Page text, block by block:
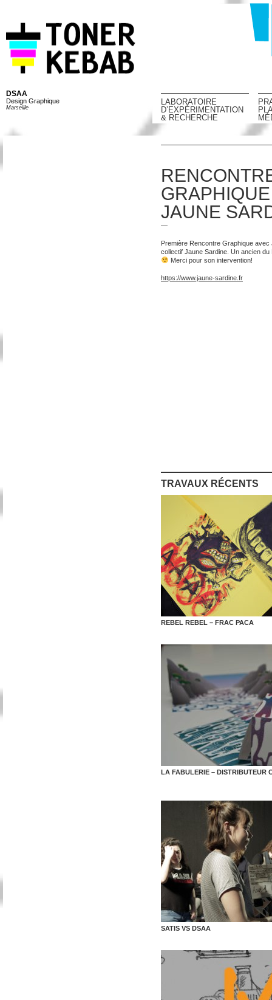
DSAA
Design Graphique
Marseille
LABORATOIRE
D’EXPÉRIMENTATION
& RECHERCHE
JAUNE
—
Première Rencontre Graphique avec
collectif Jaune Sardine. Un ancien du
Merci pour son intervention!
https://www.jaune-sardine.fr
TRAVAUX RÉCENTS
REBEL REBEL – FRAC PACA
LA FABULERIE – DISTRIBUTEUR
SATIS VS DSAA